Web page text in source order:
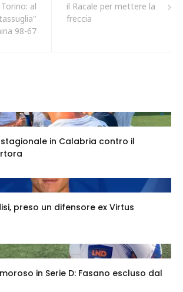
al
98-67
il Racale per mettere la
freccia
stagionale in Calabria contro il
preso un difensore ex Virtus
in Serie D: Fasano escluso dal